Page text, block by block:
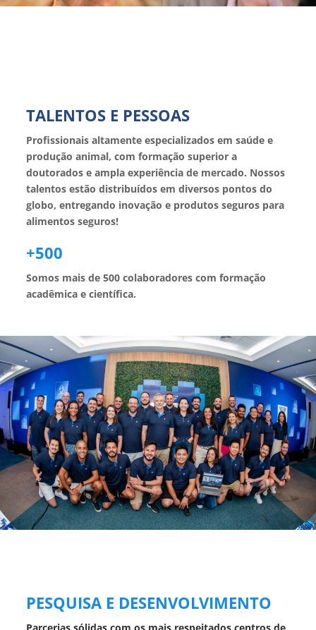
TALENTOS E PESSOAS
Profissionais altamente especializados em saúde e
produção animal, com formação superior a
doutorados e ampla experiência de mercado. Nossos
talentos estão distribuídos em diversos pontos do
globo, entregando inovação e produtos seguros para
alimentos seguros!
+500
Somos mais de 500 colaboradores com formação
acadêmica e científica.
PESQUISA E DESENVOLVIMENTO